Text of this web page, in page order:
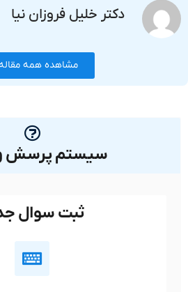
دکتر خلیل فروزان نیا
مشاهده همه
سیستم پرسش
ثبت سوال